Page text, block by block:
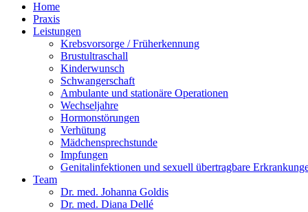
Home
Praxis
Leistungen
Krebsvorsorge / Früherkennung
Brustultraschall
Kinderwunsch
Schwangerschaft
Ambulante und stationäre Operationen
Wechseljahre
Hormonstörungen
Verhütung
Mädchensprechstunde
Impfungen
Genitalinfektionen und sexuell übertragbare
Team
Dr. med. Johanna Goldis
Dr. med. Diana Dellé